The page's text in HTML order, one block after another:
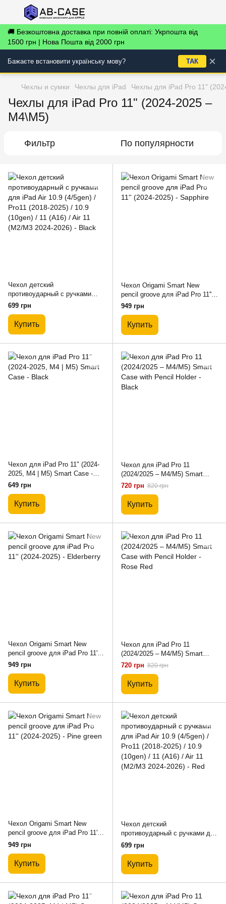
🚚 Безкоштовна доставка при повній оплаті: Укрпошта від
1500 грн | Нова Пошта від 2000 грн
Бажаєте встановити українську мову? ТАК ×
Чехлы и сумки Чехлы для iPad Чехлы для iPad Pro 11"
Чехлы для iPad Pro 11" (2024-2025 –
M4\М5)
Фильтр По популярности
Чехол детский
противоударный с ручками
для iPad Air 10.9 (4/5gen) /
/ 11 (A16) / Air 11 (M2/M3 2024-
2026) - Black
699 грн
Купить
Чехол Origami Smart New
pencil groove для iPad Pro 11''
(2024-2025) - Sapphire
949 грн
Купить
Чехол для iPad Pro 11" (2024-
2025, M4 | M5) Smart Case -
Black
649 грн
Купить
Чехол для iPad Pro 11
(2024/2025 – M4/M5) Smart
Case with Pencil Holder - Black
720 грн 820 грн
Купить
Чехол Origami Smart New
pencil groove для iPad Pro 11''
(2024-2025) - Elderberry
949 грн
Купить
Чехол для iPad Pro 11
(2024/2025 – M4/M5) Smart
Case with Pencil Holder - Rose
720 грн 820 грн
Купить
Чехол Origami Smart New
pencil groove для iPad Pro 11''
(2024-2025) - Pine green
949 грн
Купить
Чехол детский
противоударный с ручками для
iPad Air 10.9 (4/5gen) / Pro11
(2018-2025) / 10.9 (10gen) / 11
(A16) / Air 11 (M2/M3 2024-2026)
- Red
699 грн
Купить